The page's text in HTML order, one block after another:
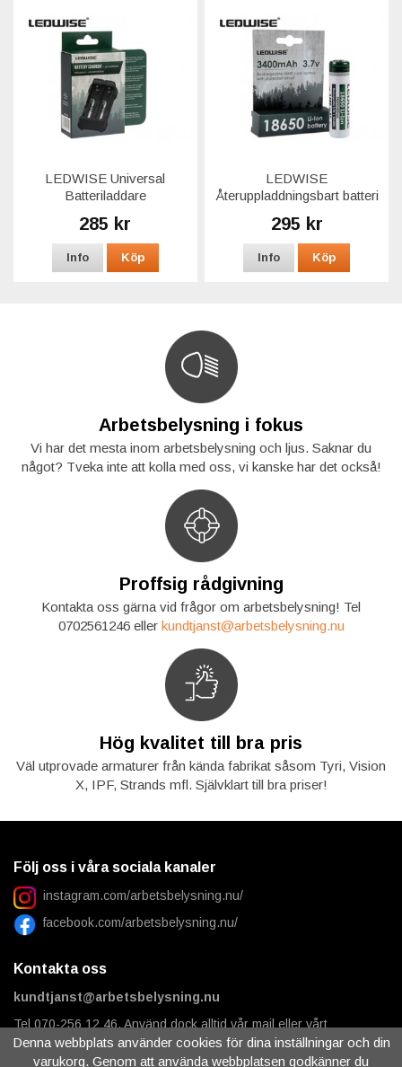
LEDWISE Universal
Batteriladdare
285 kr
Info Köp
LEDWISE
Återuppladdningsbart batteri
295 kr
Info Köp
Arbetsbelysning i fokus
Vi har det mesta inom arbetsbelysning och ljus. Saknar du
något? Tveka inte att kolla med oss, vi kanske har det också!
Proffsig rådgivning
Kontakta oss gärna vid frågor om arbetsbelysning! Tel
0702561246 eller kundtjanst@arbetsbelysning.nu
Hög kvalitet till bra pris
Väl utprovade armaturer från kända fabrikat såsom Tyri, Vision
X, IPF, Strands mfl. Självklart till bra priser!
Följ oss i våra sociala kanaler
instagram.com/arbetsbelysning.nu/
facebook.com/arbetsbelysning.nu/
Kontakta oss
kundtjanst@arbetsbelysning.nu
Tel 070-256 12 46. Använd dock alltid vår mail eller vårt
kontaktformulär för frågor om pågående order, levererad order,
teknisk support osv.
Denna webbplats använder cookies för dina inställningar och din
varukorg. Genom att använda webbplatsen godkänner du